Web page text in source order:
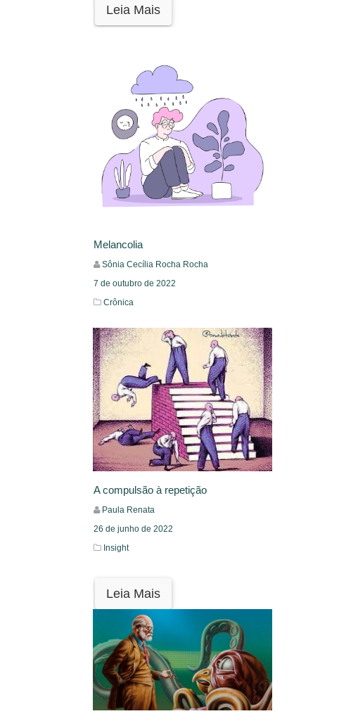
Leia Mais
Melancolia
Sônia Cecília Rocha Rocha
7 de outubro de 2022
Crônica
Leia Mais
A compulsão à repetição
Paula Renata
26 de junho de 2022
Insight
Leia Mais